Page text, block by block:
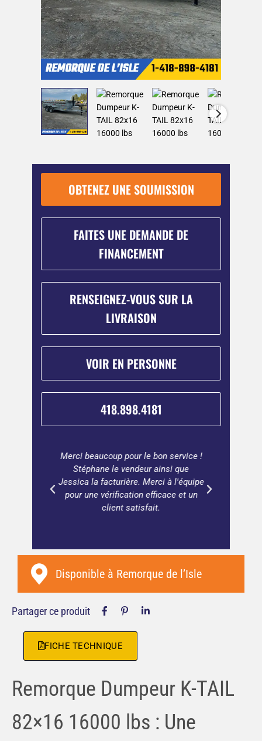
OBTENEZ UNE SOUMISSION
FAITES UNE DEMANDE DE
FINANCEMENT
RENSEIGNEZ-VOUS SUR LA
LIVRAISON
VOIR EN PERSONNE
418.898.4181
Merci beaucoup pour le bon service !
Stéphane le vendeur ainsi que
Jessica la facturière. Merci à l'équipe
pour une vérification efficace et un
client satisfait.
Disponible à Remorque de l’Isle
Partager ce produit
FICHE TECHNIQUE
Remorque Dumpeur K-TAIL
82×16 16000 lbs : Une